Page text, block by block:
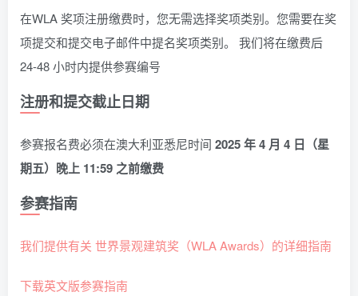
在WLA 奖项注册缴费时，您无需选择奖项类别。您需要在奖
项提交和提交电子邮件中提名奖项类别。 我们将在缴费后
24-48 小时内提供参赛编号
注册和提交截止日期
参赛报名费必须在澳大利亚悉尼时间 2025 年 4 月 4 日（星
期五）晚上 11:59 之前缴费
参赛指南
我们提供有关 世界景观建筑奖（WLA Awards）的详细指南
下载英文版参赛指南